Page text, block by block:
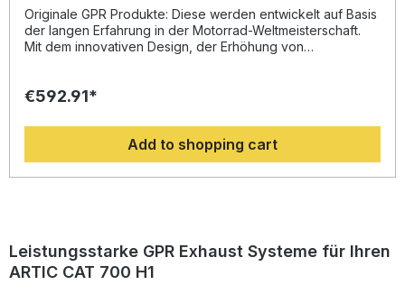
silencer exhaust including removable db
killer
Originale GPR Produkte: Diese werden entwickelt auf Basis
der langen Erfahrung in der Motorrad-Weltmeisterschaft.
Mit dem innovativen Design, der Erhöhung von
Fahrzeug deutlich auf und erhalten ein perfektes Preis-
eine hörbare Soundverbesserung zur Serie, die Sie beim
Fahren geniessen können. Der Hersteller ist DIN zertifiziert
und garantiert somit eine gleichbleibend hohe Qualität
seiner Produkte, von der Sie als Kunde profitieren.
installieren. Lieferumfang: Diese Lieferung enthält alle
Fahrzeugspezifischen Halterungen und das
entsprechende Zubehör. Homologated silencer exhaust
€592.91*
Add to shopping cart
Leistungsstarke GPR Exhaust Systeme für Ihren
ARTIC CAT 700 H1